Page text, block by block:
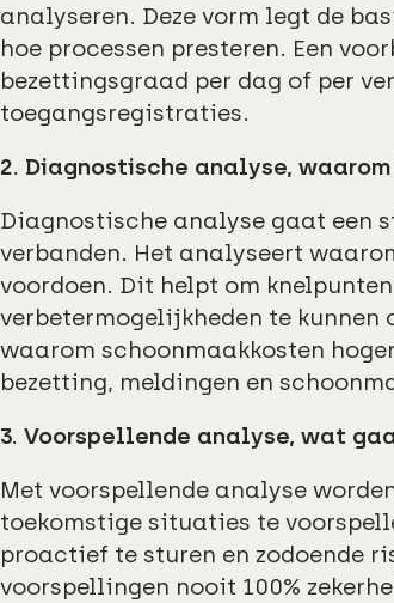
analyseren. Deze vorm legt de
hoe processen presteren. Een
bezettingsgraad per dag of per
toegangsregistraties.
2. Diagnostische analyse,
Diagnostische analyse gaat een
verbanden. Het analyseert
voordoen. Dit helpt om
verbetermogelijkheden te kunnen
waarom schoonmaakkosten
bezetting, meldingen en
3. Voorspellende analyse, wat
Met voorspellende analyse
toekomstige situaties te
proactief te sturen en zodoende
voorspellingen nooit 100%